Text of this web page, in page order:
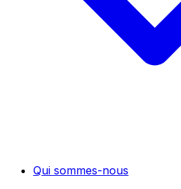
Qui sommes-nous